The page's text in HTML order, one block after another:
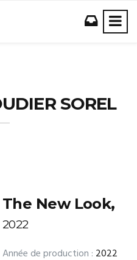
SOREL
The New Look,
2022
Année de production : 2022